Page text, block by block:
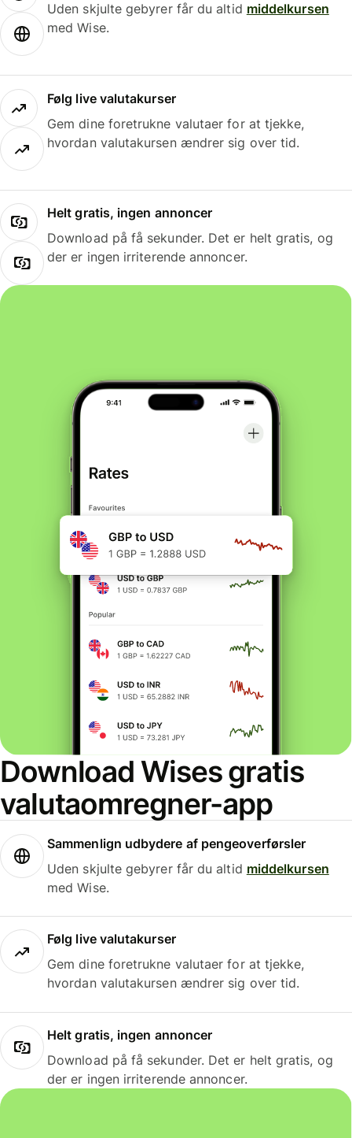
Uden skjulte gebyrer får du altid middelkursen
med Wise.
Følg live valutakurser
Gem dine foretrukne valutaer for at tjekke,
hvordan valutakursen ændrer sig over tid.
Helt gratis, ingen annoncer
Download på få sekunder. Det er helt gratis, og
der er ingen irriterende annoncer.
Download Wises gratis
valutaomregner-app
Sammenlign udbydere af pengeoverførsler
Uden skjulte gebyrer får du altid middelkursen
med Wise.
Følg live valutakurser
Gem dine foretrukne valutaer for at tjekke,
hvordan valutakursen ændrer sig over tid.
Helt gratis, ingen annoncer
Download på få sekunder. Det er helt gratis, og
der er ingen irriterende annoncer.